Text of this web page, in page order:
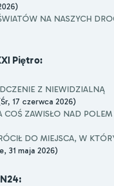
NA NASZYCH
Piętro:
Z NIEWIDZIALNĄ
17 czerwca 2026)
COŚ ZAWISŁO NAD POLEM
DO MIEJSCA, W
31 maja 2026)